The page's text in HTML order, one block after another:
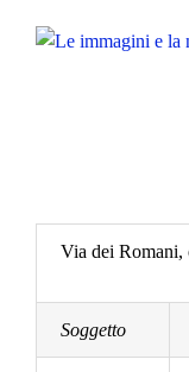
Via dei Romani,
Soggetto